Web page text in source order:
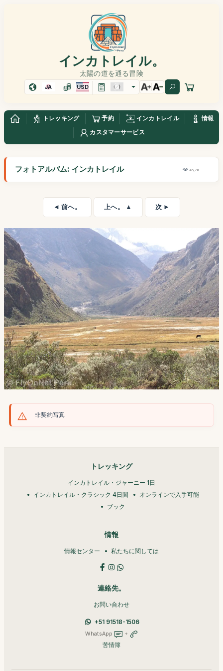
インカトレイル。
太陽の道を通る冒険
JA USD
トレッキング 予約 インカトレイル
情報
カスタマーサービス
フォトアルバム: インカトレイル 45,7K
◄ 前へ。 上へ。 ▲ 次 ►
非契約写真
トレッキング
インカトレイル・ジャーニー 1日
インカトレイル・クラシック 4日間
オンラインで入手可能
ブック
情報
情報センター 私たちに関しては
連絡先。
お問い合わせ
+51 91518-1506
WhatsApp +
苦情簿